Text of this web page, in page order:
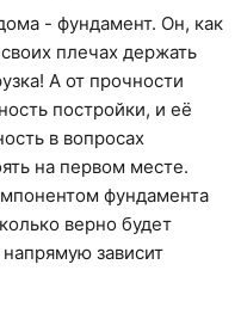
- фундамент. Он, как
плечах держать
А от прочности
постройки, и её
в вопросах
на первом месте.
фундамента
верно будет
зависит